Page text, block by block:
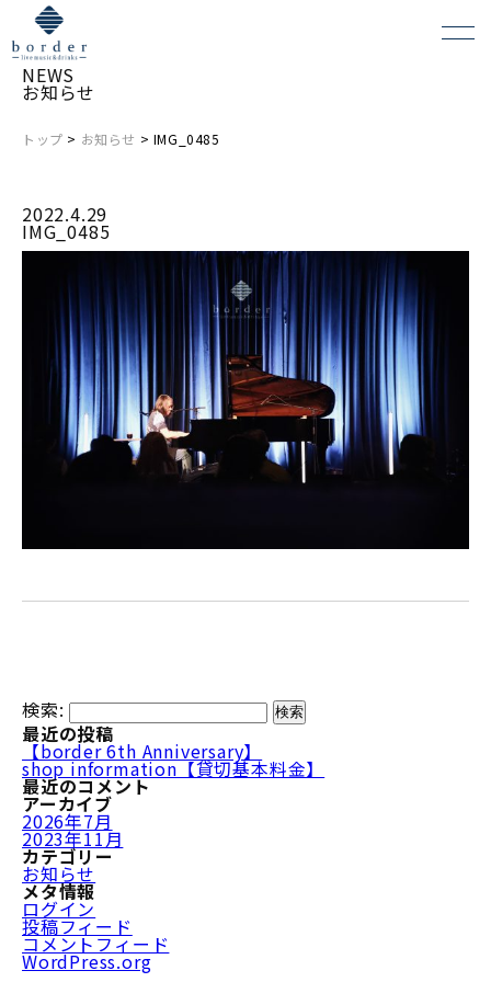
NEWS
お知らせ
トップ > お知らせ > IMG_0485
2022.4.29
IMG_0485
検索:
最近の投稿
【border 6th Anniversary】
shop information【貸切基本料金】
最近のコメント
アーカイブ
2026年7月
2023年11月
カテゴリー
お知らせ
メタ情報
ログイン
投稿フィード
コメントフィード
WordPress.org